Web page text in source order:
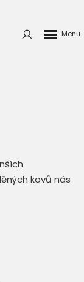
Přihlášení
kovů nás